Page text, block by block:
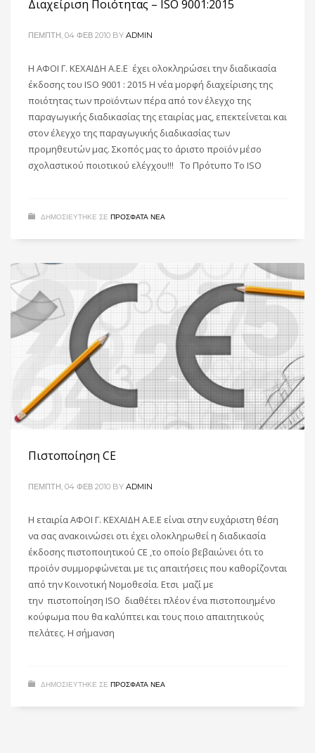
Διαχείριση Ποιότητας – ISO 9001:2015
ΠΈΜΠΤΗ, 04 ΦΕΒ 2010 BY ADMIN
Η ΑΦΟΙ Γ. ΚΕΧΑΙΔΗ Α.Ε.Ε έχει ολοκληρώσει την διαδικασία
έκδοσης του ISO 9001 : 2015 Η νέα μορφή διαχείρισης της
ποιότητας των προϊόντων πέρα από τον έλεγχο της
παραγωγικής διαδικασίας της εταιρίας μας, επεκτείνεται και
στον έλεγχο της παραγωγικής διαδικασίας των
προμηθευτών μας. Σκοπός μας το άριστο προϊόν μέσο
σχολαστικού ποιοτικού ελέγχου!!! Το Πρότυπο Το ISO
ΔΗΜΟΣΙΕΥΤΗΚΕ ΣΕ ΠΡΌΣΦΑΤΑ ΝΈΑ
Πιστοποίηση CE
ΠΈΜΠΤΗ, 04 ΦΕΒ 2010 BY ADMIN
H εταιρία ΑΦΟΙ Γ. ΚΕΧΑΙΔΗ Α.Ε.Ε είναι στην ευχάριστη θέση
να σας ανακοινώσει οτι έχει ολοκληρωθεί η διαδικασία
έκδοσης πιστοποιητικού CE ,το οποίο βεβαιώνει ότι το
προϊόν συμμορφώνεται με τις απαιτήσεις που καθορίζονται
από την Κοινοτική Νομοθεσία. Ετσι μαζί με
την πιστοποίηση ISO διαθέτει πλέον ένα πιστοποιημένο
κούφωμα που θα καλύπτει και τους ποιο απαιτητικούς
πελάτες. Η σήμανση
ΔΗΜΟΣΙΕΥΤΗΚΕ ΣΕ ΠΡΌΣΦΑΤΑ ΝΈΑ